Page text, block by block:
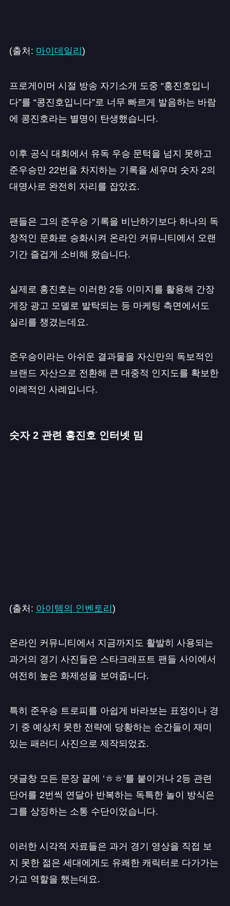
(출처: 마이데일리 )
프로게이머 시절 방송 자기소개 도중 “홍진호입니
다”를 “콩진호입니다”로 너무 빠르게 발음하는 바람
에 콩진호라는 별명이 탄생했습니다.
이후 공식 대회에서 유독 우승 문턱을 넘지 못하고
준우승만 22번을 차지하는 기록을 세우며 숫자 2의
대명사로 완전히 자리를 잡았죠.
팬들은 그의 준우승 기록을 비난하기보다 하나의 독
창적인 문화로 승화시켜 온라인 커뮤니티에서 오랜
기간 즐겁게 소비해 왔습니다.
실제로 홍진호는 이러한 2등 이미지를 활용해 간장
게장 광고 모델로 발탁되는 등 마케팅 측면에서도
실리를 챙겼는데요.
준우승이라는 아쉬운 결과물을 자신만의 독보적인
브랜드 자산으로 전환해 큰 대중적 인지도를 확보한
이례적인 사례입니다.
숫자 2 관련 홍진호 인터넷 밈
(출처: 아이템의 인벤토리)
온라인 커뮤니티에서 지금까지도 활발히 사용되는
과거의 경기 사진들은 스타크래프트 팬들 사이에서
여전히 높은 화제성을 보여줍니다.
특히 준우승 트로피를 아쉽게 바라보는 표정이나 경
기 중 예상치 못한 전략에 당황하는 순간들이 재미
있는 패러디 사진으로 제작되었죠.
댓글창 모든 문장 끝에 ‘ㅎㅎ’를 붙이거나 2등 관련
단어를 2번씩 연달아 반복하는 독특한 놀이 방식은
그를 상징하는 소통 수단이었습니다.
이러한 시각적 자료들은 과거 경기 영상을 직접 보
지 못한 젊은 세대에게도 유쾌한 캐릭터로 다가가는
가교 역할을 했는데요.